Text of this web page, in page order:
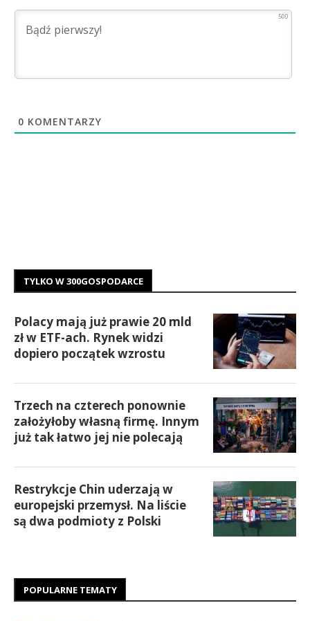
500
0 KOMENTARZY
TYLKO W 300GOSPODARCE
Polacy mają już prawie 20 mld
zł w ETF-ach. Rynek widzi
dopiero początek wzrostu
Trzech na czterech ponownie
założyłoby własną firmę. Innym
już tak łatwo jej nie polecają
Restrykcje Chin uderzają w
europejski przemysł. Na liście
są dwa podmioty z Polski
POPULARNE TEMATY